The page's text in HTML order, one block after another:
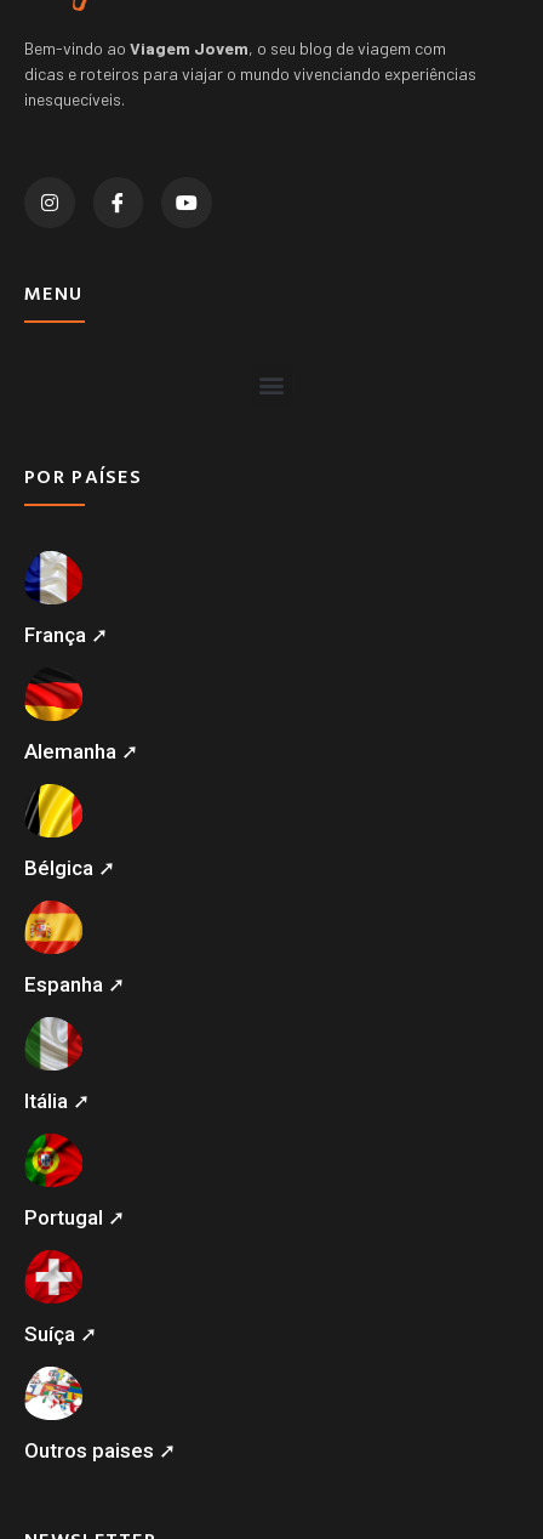
Bem-vindo ao Viagem Jovem, o seu blog de viagem com
dicas e roteiros para viajar o mundo vivenciando experiências
inesquecíveis.
MENU
POR PAÍSES
França ➚
Alemanha ➚
Bélgica ➚
Espanha ➚
Itália ➚
Portugal ➚
Suíça ➚
Outros paises ➚